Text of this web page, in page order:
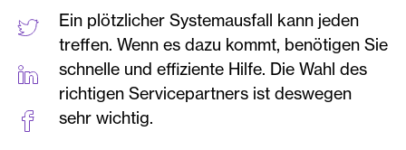
Ein plötzlicher Systemausfall kann jeden
treffen. Wenn es dazu kommt, benötigen Sie
schnelle und effiziente Hilfe. Die Wahl des
richtigen Servicepartners ist deswegen
sehr wichtig.